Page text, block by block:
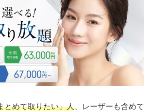
とめて取りたい」人 、レーザーも含めて